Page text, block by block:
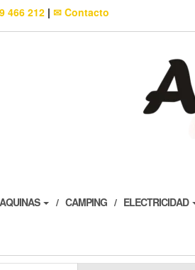
466 212 | ✉ Contacto
CAMPING ELECTRICIDAD